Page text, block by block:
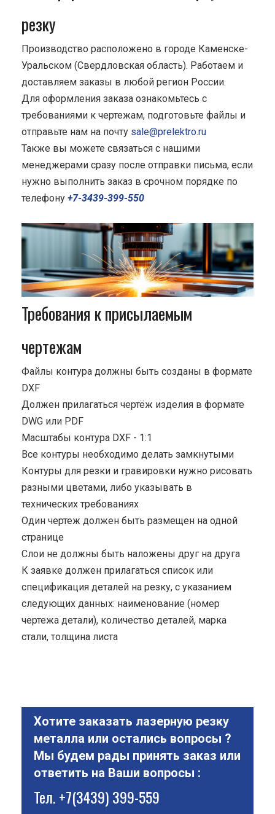
резку
Производство расположено в городе Каменске-
Уральском (Свердловская область). Работаем и
доставляем заказы в любой регион России.
Для оформления заказа ознакомьтесь с
требованиями к чертежам, подготовьте файлы и
отправьте нам на почту sale@prelektro.ru
Также вы можете связаться с нашими
менеджерами сразу после отправки письма, если
нужно выполнить заказ в срочном порядке по
телефону +7-3439-399-550
Требования к присылаемым
чертежам
Файлы контура должны быть созданы в формате
DXF
Должен прилагаться чертёж изделия в формате
DWG или PDF
Масштабы контура DXF - 1:1
Все контуры необходимо делать замкнутыми
Контуры для резки и гравировки нужно рисовать
разными цветами, либо указывать в
технических требованиях
Один чертеж должен быть размещен на одной
странице
Cлои не должны быть наложены друг на друга
К заявке должен прилагаться список или
спецификация деталей на резку, с указанием
следующих данных: наименование (номер
чертежа детали), количество деталей, марка
стали, толщина листа
Хотите заказать лазерную резку
металла или остались вопросы ?
Мы будем рады принять заказ или
ответить на Ваши вопросы :
Тел.+7(3439) 399-559